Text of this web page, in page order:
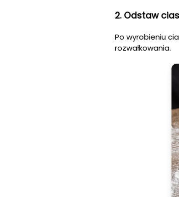
2. Odstaw
Po wyrobieniu
rozwałkowania.